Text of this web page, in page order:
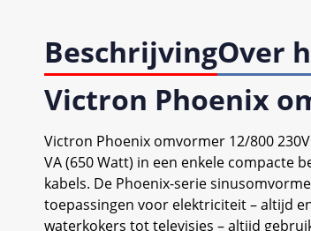
BeschrijvingOver
Victron Phoenix
Victron Phoenix omvormer 12/800
VA (650 Watt) in een enkele compacte
kabels. De Phoenix-serie
toepassingen voor elektriciteit – altijd
waterkokers tot televisies – altijd